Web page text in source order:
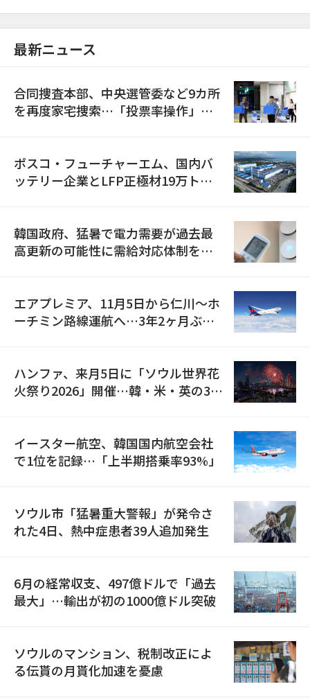
最新ニュース
合同捜査本部、中央選管委など9カ所
を再度家宅捜索…「投票率操作」の
ポスコ・フューチャーエム、国内バ
ッテリー企業とLFP正極材19万トン
韓国政府、猛暑で電力需要が過去最
高更新の可能性に需給対応体制を点
エアプレミア、11月5日から仁川〜ホ
ーチミン路線運航へ…3年2ヶ月ぶり
ハンファ、来月5日に「ソウル世界花
火祭り2026」開催…韓・米・英の3カ
イースター航空、韓国国内航空会社
で1位を記録…「上半期搭乗率93%」
ソウル市「猛暑重大警報」が発令さ
れた4日、熱中症患者39人追加発生
6月の経常収支、497億ドルで「過去
最大」…輸出が初の1000億ドル突破
ソウルのマンション、税制改正によ
る伝貰の月貰化加速を憂慮